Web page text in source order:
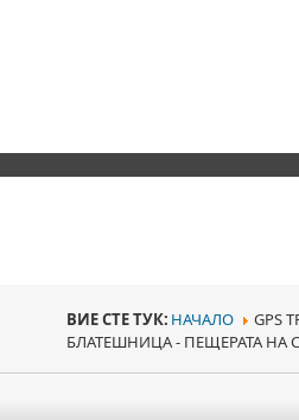
ВИЕ СТЕ ТУК: НАЧАЛО GPS
БЛАТЕШНИЦА - ПЕЩЕРАТА НА